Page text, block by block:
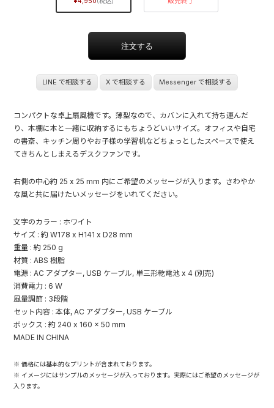
LINE で相談する X で相談する Messenger で相談する
コンパクトな卓上扇風機です。薄型なので、カバンに入れて持ち運んだ
り、本棚に本と一緒に収納するにもちょうどいいサイズ。オフィスや自宅
の書斎、キッチン周りやお子様の学習机などちょっとしたスペースで使え
てきちんとしまえるデスクファンです。
右側の中心約 25 x 25 mm 内にご希望のメッセージが入ります。さわやか
な風と共に届けたいメッセージをいれてください。
文字のカラー : ホワイト
サイズ : 約 W178 x H141 x D28 mm
重量 : 約 250 g
材質 : ABS 樹脂
電源 : AC アダプター, USB ケーブル, 単三形乾電池 x 4 (別売)
消費電力 : 6 W
風量調節 : 3段階
セット内容 : 本体, AC アダプター, USB ケーブル
ボックス : 約 240 x 160 x 50 mm
MADE IN CHINA
※ 価格には基本的なプリントが含まれております。
※ イメージにはサンプルのメッセージが入っております。実際にはご希望のメッセージが
入ります。